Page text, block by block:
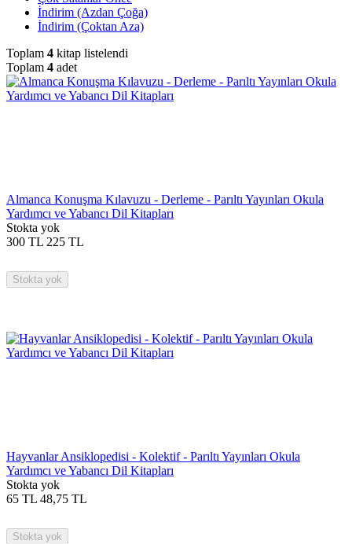
İndirim (Azdan Çoğa)
İndirim (Çoktan Aza)
Toplam 4 kitap listelendi
Toplam 4 adet
Almanca Konuşma Kılavuzu - Derleme - Parıltı Yayınları Okula
Yardımcı ve Yabancı Dil Kitapları
Stokta yok
300 TL 225 TL
Stokta yok
Hayvanlar Ansiklopedisi - Kolektif - Parıltı Yayınları Okula
Yardımcı ve Yabancı Dil Kitapları
Stokta yok
65 TL 48,75 TL
Stokta yok